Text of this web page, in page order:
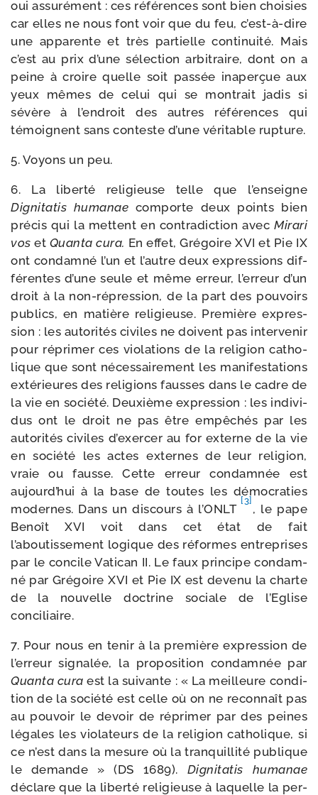
oui assu­ré­ment : ces réfé­rences sont bien choi­sies
car elles ne nous font voir que du feu, c’est-à-dire
une appa­rente et très par­tielle conti­nui­té. Mais
c’est au prix d’une sélec­tion arbi­traire, dont on a
peine à croire quelle soit pas­sée inaper­çue aux
yeux mêmes de celui qui se mon­trait jadis si
sévère à l’endroit des autres réfé­rences qui
témoignent sans conteste d’une véri­table rupture.
5. Voyons un peu.
6. La liber­té reli­gieuse telle que l’enseigne
Dignitatis huma­nae com­porte deux points bien
pré­cis qui la mettent en contra­dic­tion avec Mirari
vos et Quanta cura. En effet, Grégoire XVI et Pie IX
ont condam­né l’un et l’autre deux expres­sions dif­
fé­rentes d’une seule et même erreur, l’erreur d’un
droit à la non-​répression, de la part des pou­voirs
publics, en matière reli­gieuse. Première expres­
sion : les auto­ri­tés civiles ne doivent pas inter­ve­nir
pour répri­mer ces vio­la­tions de la reli­gion catho­
lique que sont néces­sai­re­ment les mani­fes­ta­tions
exté­rieures des reli­gions fausses dans le cadre de
la vie en socié­té. Deuxième expres­sion : les indi­vi­
dus ont le droit ne pas être empê­chés par les
auto­ri­tés civiles d’exercer au for externe de la vie
en socié­té les actes externes de leur reli­gion,
vraie ou fausse. Cette erreur condam­née est
aujourd’hui à la base de toutes les démo­cra­ties
modernes. Dans un dis­cours à l’ONLT
[3]
, le pape
Benoît XVI voit dans cet état de fait
l’aboutissement logique des réformes entre­prises
par le concile Vatican II. Le faux prin­cipe condam­
né par Grégoire XVI et Pie IX est deve­nu la charte
de la nou­velle doc­trine sociale de l’Eglise
conciliaire.
7. Pour nous en tenir à la pre­mière expres­sion de
l’erreur signa­lée, la pro­po­si­tion condam­née par
Quanta cura est la sui­vante : « La meilleure condi­
tion de la socié­té est celle où on ne recon­naît pas
au pou­voir le devoir de répri­mer par des peines
légales les vio­la­teurs de la reli­gion catho­lique, si
ce n’est dans la mesure où la tran­quilli­té publique
le demande » (DS 1689). Dignitatis huma­nae
déclare que la liber­té reli­gieuse à laquelle la per­